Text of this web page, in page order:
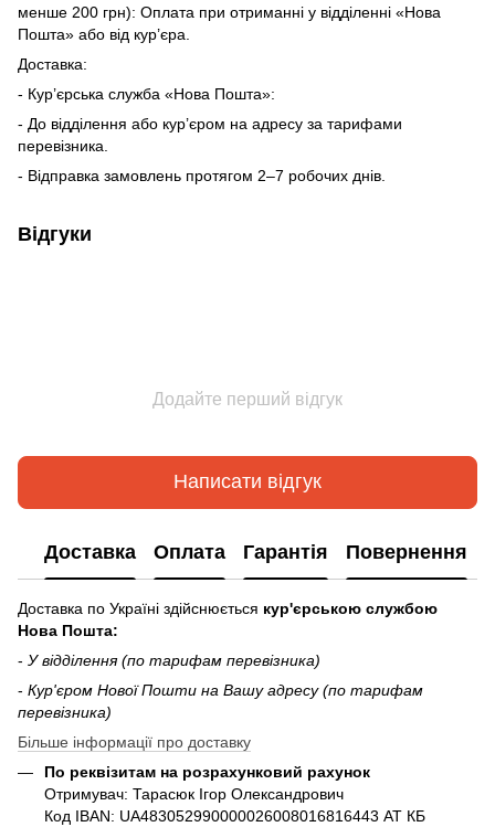
менше 200 грн): Оплата при отриманні у відділенні «Нова
Пошта» або від кур’єра.
Доставка:
- Кур’єрська служба «Нова Пошта»:
- До відділення або кур’єром на адресу за тарифами
перевізника.
- Відправка замовлень протягом 2–7 робочих днів.
Відгуки
Додайте перший відгук
Написати відгук
Доставка Оплата Гарантія Повернення
Доставка по Україні здійснюється кур'єрською службою
Нова Пошта:
- У відділення (по тарифам перевізника)
- Кур'єром Нової Пошти на Вашу адресу (по тарифам
перевізника)
Більше інформації про доставку
По реквізитам на розрахунковий рахунок
Отримувач: Тарасюк Ігор Олександрович
Код IBAN: UA483052990000026008016816443 АТ КБ